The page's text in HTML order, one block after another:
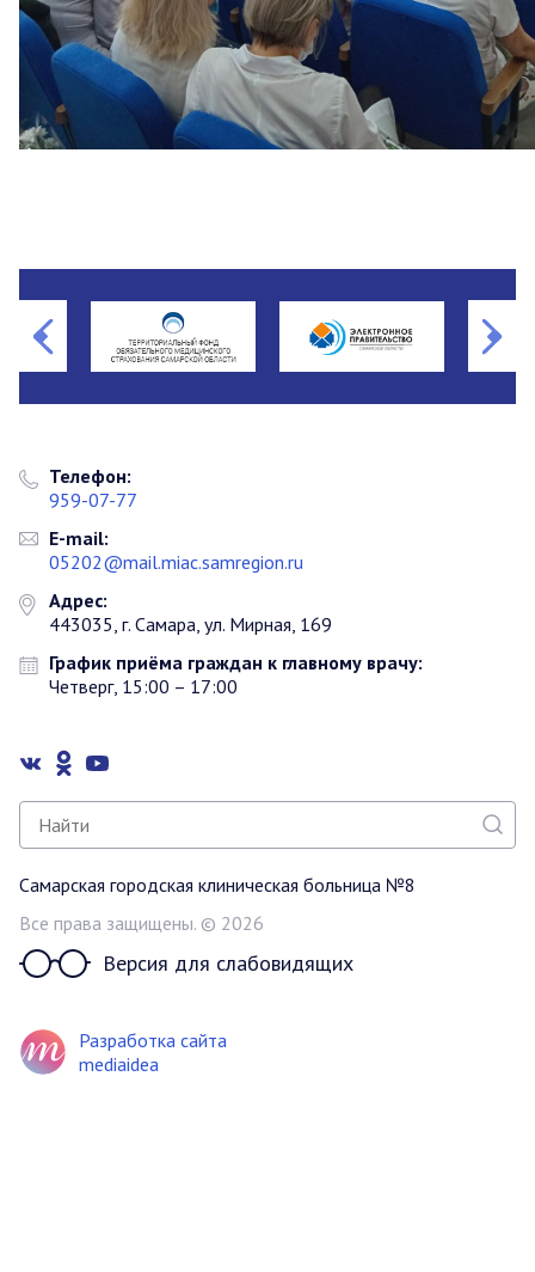
Самарская городская клиническая больница №8
Все права защищены. © 2026
Версия для слабовидящих
Телефон:
959-07-77
E-mail:
05202@mail.miac.samregion.ru
Адрес:
443035, г. Самара, ул. Мирная, 169
График приёма граждан к главному врачу:
Четверг, 15:00 – 17:00
Разработка сайта
mediaidea